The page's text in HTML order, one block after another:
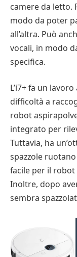
camere da letto.
modo da poter
all’altra. Può
vocali, in modo
specifica.
L’i7+ fa un
difficoltà a
robot
integrato per
Tuttavia, ha
spazzole
facile per il
Inoltre, dopo
sembra